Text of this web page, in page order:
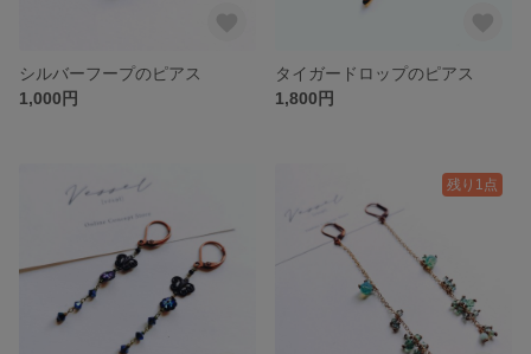
シルバーフープのピアス
1,000円
タイガードロップのピアス
1,800円
残り1点